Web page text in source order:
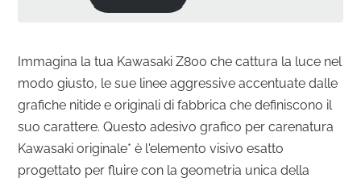
Immagina la tua Kawasaki Z800 che cattura la luce nel
modo giusto, le sue linee aggressive accentuate dalle
grafiche nitide e originali di fabbrica che definiscono il
suo carattere. Questo adesivo grafico per carenatura
Kawasaki originale* è l'elemento visivo esatto
progettato per fluire con la geometria unica della